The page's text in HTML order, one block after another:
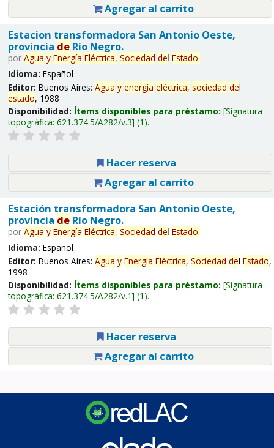
Agregar al carrito
Estacion transformadora San Antonio Oeste,
provincia deRío Negro.
por Agua y Energía Eléctrica, Sociedad del Estado.
Idioma: Español
Editor: Buenos Aires: Agua y energía eléctrica, sociedad del
estado, 1988
Disponibilidad: Ítems disponibles para préstamo: Signatura
topográfica: 621.374.5/A282/v.3 (1).
Hacer reserva
Agregar al carrito
Estación transformadora San Antonio Oeste,
provincia deRío Negro.
por Agua y Energía Eléctrica, Sociedad del Estado.
Idioma: Español
Editor: Buenos Aires: Agua y Energía Eléctrica, Sociedad del Estado,
1998
Disponibilidad: Ítems disponibles para préstamo: Signatura
topográfica: 621.374.5/A282/v.1 (1).
Hacer reserva
Agregar al carrito